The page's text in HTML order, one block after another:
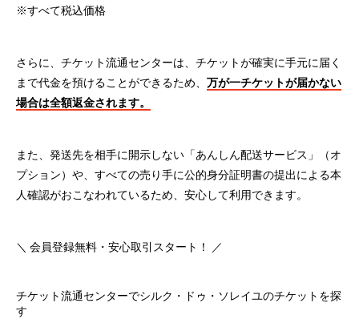
※すべて税込価格
さらに、チケット流通センターは、チケットが確実に手元に届く
まで代金を預けることができるため、 万が一チケットが届かない
場合は全額返金されます。
また、発送先を相手に開示しない「あんしん配送サービス」（オ
プション）や、すべての売り手に公的身分証明書の提出による本
人確認がおこなわれているため、安心して利用できます。
＼ 会員登録無料・安心取引スタート！ ／
チケット流通センターでシルク・ドゥ・ソレイユのチケットを探
す